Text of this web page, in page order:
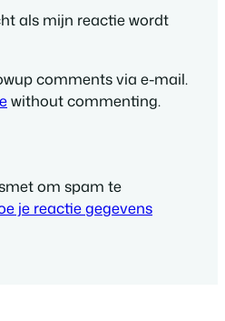
als mijn reactie wordt
comments via e-mail.
without commenting.
om spam te
je reactie gegevens